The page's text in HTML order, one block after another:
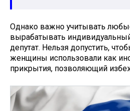
Однако важно учитывать
вырабатывать
депутат. Нельзя допустить,
женщины использовали как
прикрытия, позволяющий